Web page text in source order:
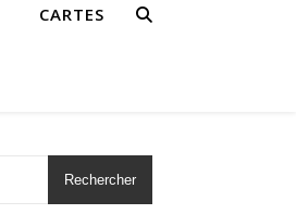
CARTES
Rechercher